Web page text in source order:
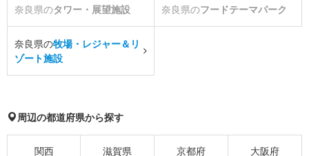
奈良県のタワー・展望施設 奈良県のフードテーマパーク
奈良県の牧場・レジャー＆リ
ゾート施設
周辺の都道府県から探す
関西 滋賀県 京都府 大阪府